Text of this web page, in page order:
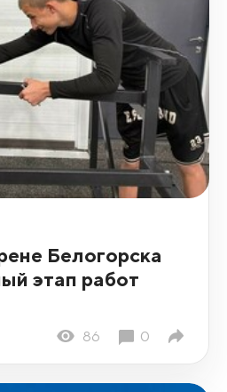
Белогорска
этап работ
86 0